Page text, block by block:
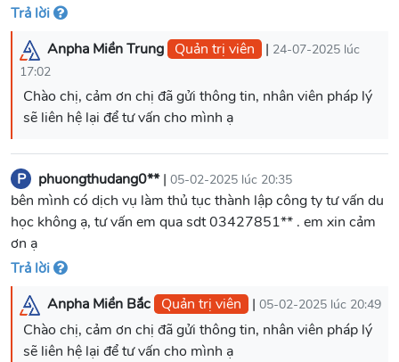
Trả lời
Anpha Miền Trung Quản trị viên | 24-07-2025 lúc
17:02
Chào chị, cảm ơn chị đã gửi thông tin, nhân viên pháp lý
sẽ liên hệ lại để tư vấn cho mình ạ
P phuongthudang0**| 05-02-2025 lúc 20:35
bên mình có dịch vụ làm thủ tục thành lập công ty tư vấn du
học không ạ, tư vấn em qua sdt 03427851** . em xin cảm
ơn ạ
Trả lời
Anpha Miền Bắc Quản trị viên | 05-02-2025 lúc 20:49
Chào chị, cảm ơn chị đã gửi thông tin, nhân viên pháp lý
sẽ liên hệ lại để tư vấn cho mình ạ